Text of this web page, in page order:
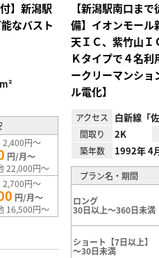
】新潟駅
なバスト
2,400円～
円/月～
22,000円～
2,700円～
円/月～
16,500円～
【新潟駅南口ま
備】イオンモール
天ＩＣ、紫竹山
Ｋタイプで４名利
ークリーマンショ
ル電化】
アクセス 白新線「
間取り 2K
築年数 1992年 4
プラン名・期間
ロング
30日以上～360日未満
ショート【7日以上】
～30日未満